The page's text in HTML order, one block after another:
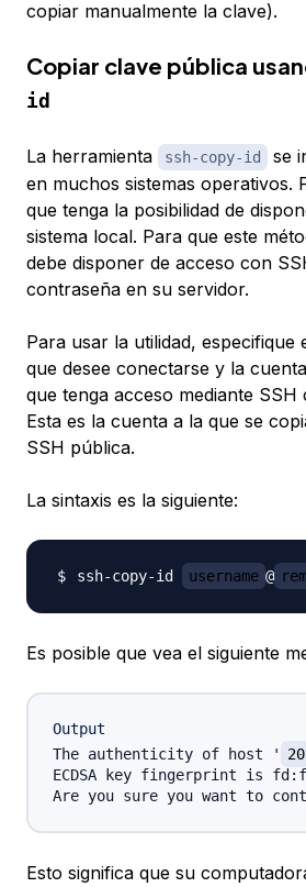
copiar manualmente la clave).
Copiar clave pública
id
La herramienta ssh-copy-id
se
en muchos sistemas operativos.
que tenga la posibilidad de
sistema local. Para que este
debe disponer de acceso con
contraseña en su servidor.
Para usar la utilidad, especifique
que desee conectarse y la
que tenga acceso mediante
Esta es la cuenta a la que se
SSH pública.
La sintaxis es la siguiente:
ssh-copy-id username @
Es posible que vea el siguiente
Output
The authenticity of host '
ECDSA key fingerprint is
Are you sure you want to
Esto significa que su